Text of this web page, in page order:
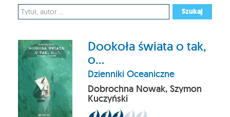
Szukaj
Dookoła świata o tak,
o...
Dzienniki Oceaniczne
Dobrochna Nowak, Szymon
Kuczyński